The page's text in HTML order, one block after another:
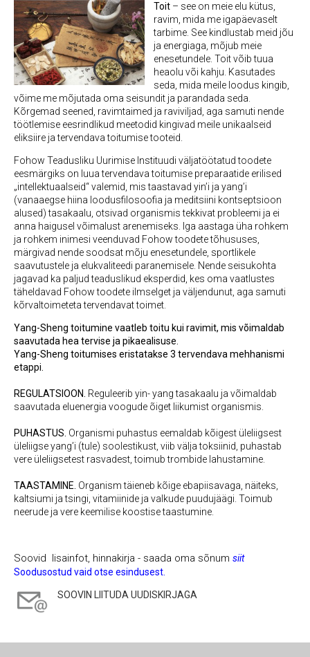
Toit– see on meie elu kütus,
ravim, mida me igapäevaselt
tarbime. See kindlustab meid jõu
ja energiaga, mõjub meie
enesetundele. Toit võib tuua
heaolu või kahju. Kasutades
seda, mida meile loodus kingib,
võime me mõjutada oma seisundit ja parandada seda.
Kõrgemad seened, ravimtaimed ja raviviljad, aga samuti nende
töötlemise eesrindlikud meetodid kingivad meile unikaalseid
eliksiire ja tervendava toitumise tooteid.
Fohow Teadusliku Uurimise Instituudi väljatöötatud toodete
eesmärgiks on luua tervendava toitumise preparaatide erilised
„intellektuaalseid“ valemid, mis taastavad yin’i ja yang’i
(vanaaegse hiina loodusfilosoofia ja meditsiini kontseptsioon
alused) tasakaalu, otsivad organismis tekkivat probleemi ja ei
anna haigusel võimalust arenemiseks. Iga aastaga üha rohkem
ja rohkem inimesi veenduvad Fohow toodete tõhususes,
märgivad nende soodsat mõju enesetundele, sportlikele
saavutustele ja elukvaliteedi paranemisele. Nende seisukohta
jagavad ka paljud teaduslikud eksperdid, kes oma vaatlustes
täheldavad Fohow toodete ilmselget ja väljendunut, aga samuti
kõrvaltoimeteta tervendavat toimet.
Yang-Sheng toitumine vaatleb toitu kui ravimit, mis võimaldab
saavutada hea tervise ja pikaealisuse.
Yang-Sheng toitumises eristatakse 3 tervendava mehhanismi
etappi.
REGULATSIOON. Reguleerib yin- yang tasakaalu ja võimaldab
saavutada eluenergia voogude õiget liikumist organismis.
PUHASTUS. Organismi puhastus eemaldab kõigest üleliigsest
üleliigse yang’i (tule) soolestikust, viib välja toksiinid, puhastab
vere üleliigsetest rasvadest, toimub trombide lahustamine.
TAASTAMINE. Organism täieneb kõige ebapiisavaga, näiteks,
kaltsiumi ja tsingi, vitamiinide ja valkude puudujäägi. Toimub
neerude ja vere keemilise koostise taastumine.
Soovid lisainfot, hinnakirja - saada oma sõnum siit
Soodusostud vaid otse esindusest.
SOOVIN LIITUDA UUDISKIRJAGA